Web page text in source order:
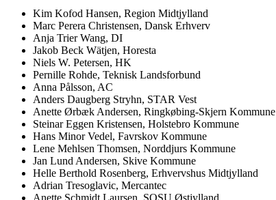
Kim Kofod Hansen, Region Midtjylland
Marc Perera Christensen, Dansk Erhverv
Anja Trier Wang, DI
Jakob Beck Wätjen, Horesta
Niels W. Petersen, HK
Pernille Rohde, Teknisk Landsforbund
Anna Pålsson, AC
Anders Daugberg Stryhn, STAR Vest
Anette Ørbæk Andersen, Ringkøbing-Skjern Kommune
Steinar Eggen Kristensen, Holstebro Kommune
Hans Minor Vedel, Favrskov Kommune
Lene Mehlsen Thomsen, Norddjurs Kommune
Jan Lund Andersen, Skive Kommune
Helle Berthold Rosenberg, Erhvervshus Midtjylland
Adrian Tresoglavic, Mercantec
Anette Schmidt Laursen, SOSU Østjylland